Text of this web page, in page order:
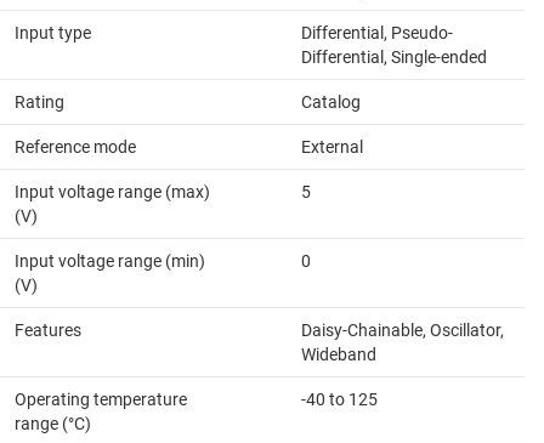
Input type
Differential, Pseudo-
Differential, Single-ended
Rating Catalog
Reference mode External
Input voltage range (max)
(V)
5
Input voltage range (min)
(V)
0
Features
Daisy-Chainable, Oscillator,
Wideband
Operating temperature
range (°C)
-40 to 125